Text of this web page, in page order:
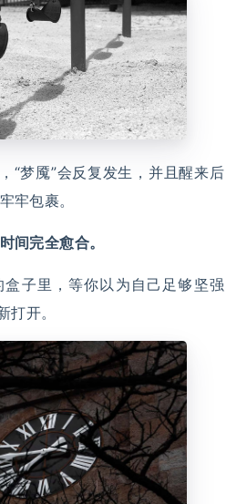
“梦魇”会反复发生，并且醒来后
牢包裹。
间完全愈合。
子里，等你以为自己足够坚强
打开。